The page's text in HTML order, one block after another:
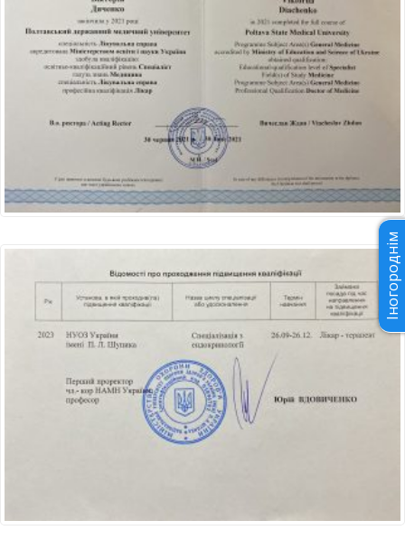
Іногороднім